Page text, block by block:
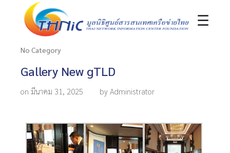
☰
No Category
Gallery New gTLD
on มีนาคม 31, 2025 by Administrator